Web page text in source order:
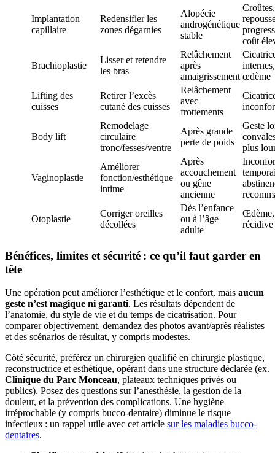
Implantation
capillaire
Redensifier les
zones dégarnies
Alopécie
androgénétique
stable
Croûtes,
coût
Brachioplastie
Lisser et retendre
les bras
Relâchement
après
amaigrissement
internes,
œdème
Lifting des
cuisses
Retirer l’excès
cutané des cuisses
Relâchement
avec
frottements
Body lift
Remodelage
circulaire
tronc/fesses/ventre
Après grande
perte de poids
Geste
plus
Vaginoplastie
Améliorer
fonction/esthétique
intime
Après
accouchement
ou gêne
ancienne
Otoplastie
Corriger oreilles
décollées
Dès l’enfance
ou à l’âge
adulte
Œdème,
récidive
Bénéfices, limites et sécurité : ce qu’il faut garder en
tête
Une opération peut améliorer l’esthétique et le confort, mais aucun
geste n’est magique ni garanti. Les résultats dépendent de
l’anatomie, du style de vie et du temps de cicatrisation. Pour
comparer objectivement, demandez des photos avant/après réalistes
et des scénarios de résultat, y compris modestes.
Côté sécurité, préférez un chirurgien qualifié en chirurgie plastique,
reconstructrice et esthétique, opérant dans une structure déclarée (ex.
Clinique du Parc Monceau, plateaux techniques privés ou
publics). Posez des questions sur l’anesthésie, la gestion de la
douleur, et la prévention des complications. Une hygiène
irréprochable (y compris bucco-dentaire) diminue le risque
infectieux : un rappel utile avec cet article sur les maladies bucco-
dentaires.